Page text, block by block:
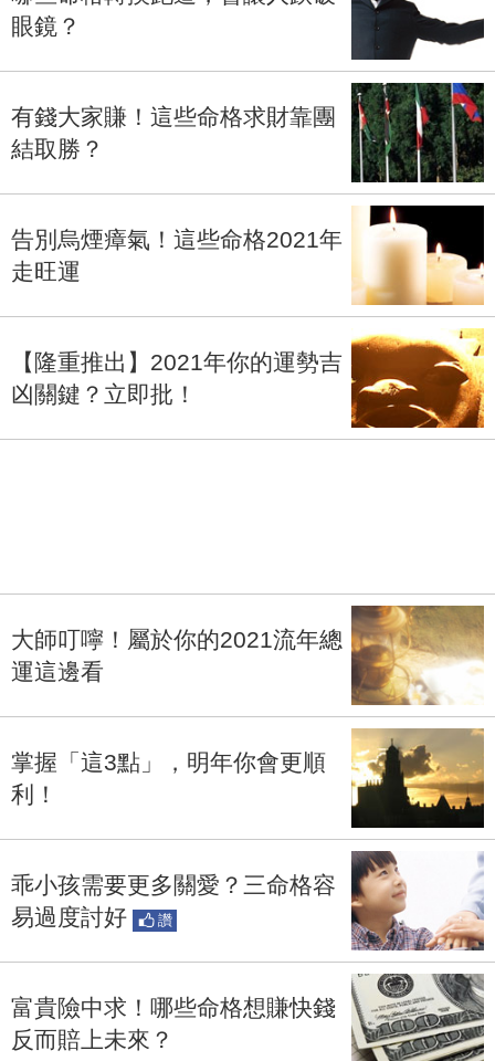
眼鏡？
有錢大家賺！這些命格求財靠團
結取勝？
告別烏煙瘴氣！這些命格2021年
走旺運
【隆重推出】2021年你的運勢吉
凶關鍵？立即批！
大師叮嚀！屬於你的2021流年總
運這邊看
掌握「這3點」，明年你會更順
利！
乖小孩需要更多關愛？三命格容
易過度討好
讚
富貴險中求！哪些命格想賺快錢
反而賠上未來？